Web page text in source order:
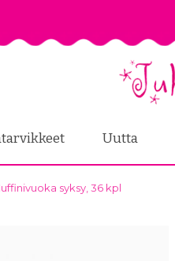
Uutta
syksy, 36 kpl